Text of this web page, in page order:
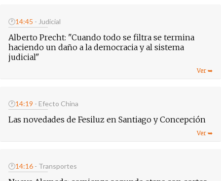
🕐14:45 - Judicial
Alberto Precht: "Cuando todo se filtra se termina
haciendo un daño a la democracia y al sistema
judicial"
🕐14:19 - Efecto China
Las novedades de Fesiluz en Santiago y Concepción
🕐14:16 - Transportes